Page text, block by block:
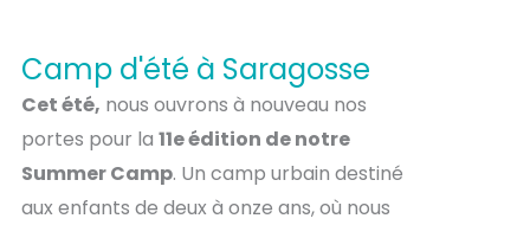
Camp d'été à Saragosse
Cet été, nous ouvrons à nouveau nos
portes pour la 11e édition de notre
Summer Camp. Un camp urbain destiné
aux enfants de deux à onze ans, où nous